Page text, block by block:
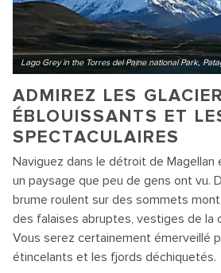
Lago Grey in the Torres del Paine national Park,
ADMIREZ LES
ÉBLOUISSANTS ET
SPECTACULAIRES
Naviguez dans le détroit de
un paysage que peu de gens ont vu.
brume roulent sur des sommets
des falaises abruptes, vestiges de la
Vous serez certainement émerveillé
étincelants et les fjords déchiquetés.